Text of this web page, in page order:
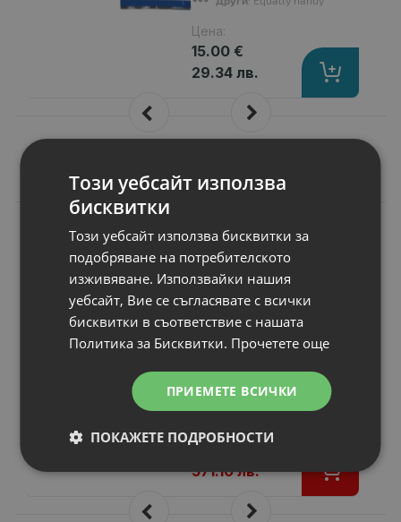
Цена:
15.00 €
29.34 лв.
Подобни продукти
N
Лазерен принтер
HP Color Laser MFP
178nw Printer
: Plain, Light, Heavy,
304.00 €
292.00 €
571.10 лв.
Този уебсайт използва
бисквитки
Този уебсайт използва бисквитки за
подобряване на потребителското
изживяване. Използвайки нашия
уебсайт, Вие се съгласявате с всички
бисквитки в съответствие с нашата
Политика за Бисквитки. Прочетете още
ПРИЕМЕТЕ ВСИЧКИ
ПОКАЖЕТЕ ПОДРОБНОСТИ